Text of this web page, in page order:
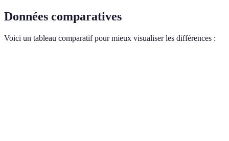
Données comparatives
Voici un tableau comparatif pour mieux visualiser les différences :